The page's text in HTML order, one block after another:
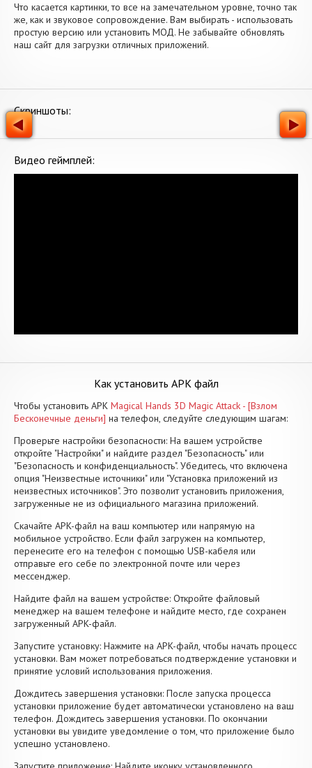
Что касается картинки, то все на замечательном уровне, точно так
же, как и звуковое сопровождение. Вам выбирать - использовать
простую версию или установить МОД. Не забывайте обновлять
наш сайт для загрузки отличных приложений.
Скриншоты:
Видео геймплей:
Как установить APK файл
Чтобы установить APK Magical Hands 3D Magic Attack - [Взлом
Бесконечные деньги] на телефон, следуйте следующим шагам:
Проверьте настройки безопасности: На вашем устройстве
откройте "Настройки" и найдите раздел "Безопасность" или
"Безопасность и конфиденциальность". Убедитесь, что включена
опция "Неизвестные источники" или "Установка приложений из
неизвестных источников". Это позволит установить приложения,
загруженные не из официального магазина приложений.
Скачайте APK-файл на ваш компьютер или напрямую на
мобильное устройство. Если файл загружен на компьютер,
перенесите его на телефон с помощью USB-кабеля или
отправьте его себе по электронной почте или через
мессенджер.
Найдите файл на вашем устройстве: Откройте файловый
менеджер на вашем телефоне и найдите место, где сохранен
загруженный APK-файл.
Запустите установку: Нажмите на APK-файл, чтобы начать процесс
установки. Вам может потребоваться подтверждение установки и
принятие условий использования приложения.
Дождитесь завершения установки: После запуска процесса
установки приложение будет автоматически установлено на ваш
телефон. Дождитесь завершения установки. По окончании
установки вы увидите уведомление о том, что приложение было
успешно установлено.